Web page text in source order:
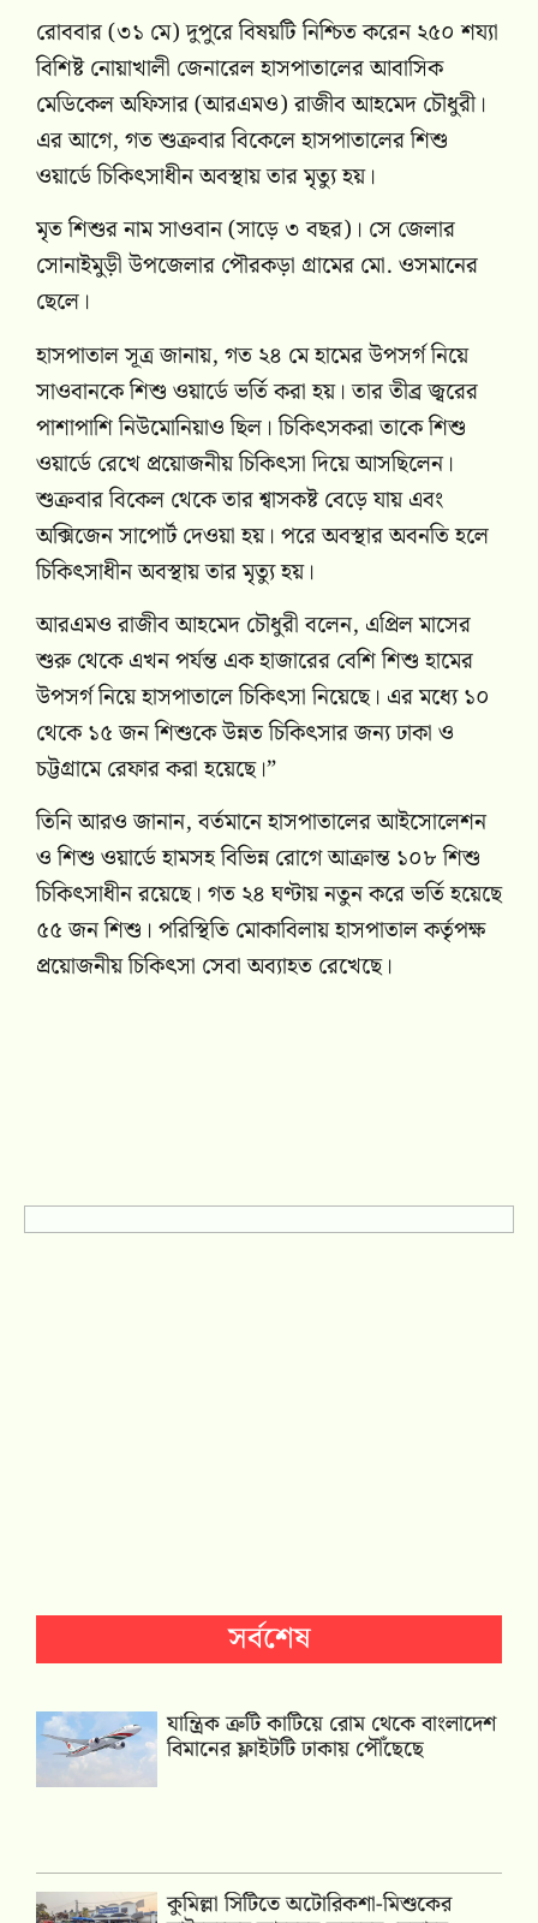
রোববার (৩১ মে) দুপুরে বিষয়টি নিশ্চিত করেন ২৫০ শয্যা
বিশিষ্ট নোয়াখালী জেনারেল হাসপাতালের আবাসিক
মেডিকেল অফিসার (আরএমও) রাজীব আহমেদ চৌধুরী।
এর আগে, গত শুক্রবার বিকেলে হাসপাতালের শিশু
ওয়ার্ডে চিকিৎসাধীন অবস্থায় তার মৃত্যু হয়।
মৃত শিশুর নাম সাওবান (সাড়ে ৩ বছর)। সে জেলার
সোনাইমুড়ী উপজেলার পৌরকড়া গ্রামের মো. ওসমানের
ছেলে।
হাসপাতাল সূত্র জানায়, গত ২৪ মে হামের উপসর্গ নিয়ে
সাওবানকে শিশু ওয়ার্ডে ভর্তি করা হয়। তার তীব্র জ্বরের
পাশাপাশি নিউমোনিয়াও ছিল। চিকিৎসকরা তাকে শিশু
ওয়ার্ডে রেখে প্রয়োজনীয় চিকিৎসা দিয়ে আসছিলেন।
শুক্রবার বিকেল থেকে তার শ্বাসকষ্ট বেড়ে যায় এবং
অক্সিজেন সাপোর্ট দেওয়া হয়। পরে অবস্থার অবনতি হলে
চিকিৎসাধীন অবস্থায় তার মৃত্যু হয়।
আরএমও রাজীব আহমেদ চৌধুরী বলেন, এপ্রিল মাসের
শুরু থেকে এখন পর্যন্ত এক হাজারের বেশি শিশু হামের
উপসর্গ নিয়ে হাসপাতালে চিকিৎসা নিয়েছে। এর মধ্যে ১০
থেকে ১৫ জন শিশুকে উন্নত চিকিৎসার জন্য ঢাকা ও
চট্টগ্রামে রেফার করা হয়েছে।”
তিনি আরও জানান, বর্তমানে হাসপাতালের আইসোলেশন
ও শিশু ওয়ার্ডে হামসহ বিভিন্ন রোগে আক্রান্ত ১০৮ শিশু
চিকিৎসাধীন রয়েছে। গত ২৪ ঘণ্টায় নতুন করে ভর্তি হয়েছে
৫৫ জন শিশু। পরিস্থিতি মোকাবিলায় হাসপাতাল কর্তৃপক্ষ
প্রয়োজনীয় চিকিৎসা সেবা অব্যাহত রেখেছে।
সর্বশেষ
যান্ত্রিক ত্রুটি কাটিয়ে রোম থেকে বাংলাদেশ
বিমানের ফ্লাইটটি ঢাকায় পৌঁছেছে
কুমিল্লা সিটিতে অটোরিকশা-মিশুকের